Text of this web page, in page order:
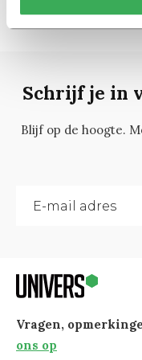
Schrijf je in
Blijf op de hoogte.
Vragen,
ons op